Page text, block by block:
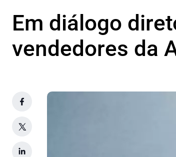
Em diálogo
vendedores da